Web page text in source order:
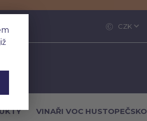
CZK
VINAŘI VOC HUSTOPEČSKO